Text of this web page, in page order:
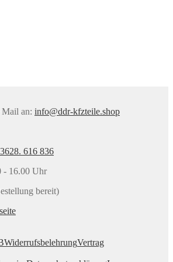
Mail an: info@ddr-kfzteile.shop
616 836
- 16.00 Uhr
bereit)
WiderrufsbelehrungVertrag